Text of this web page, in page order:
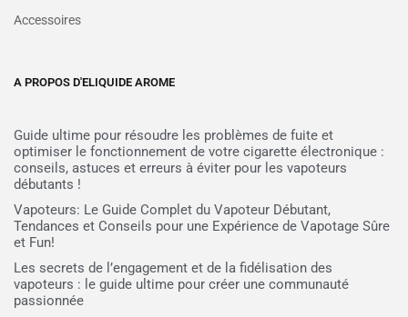
Accessoires
A PROPOS D'ELIQUIDE AROME
Guide ultime pour résoudre les problèmes de fuite et
optimiser le fonctionnement de votre cigarette électronique :
conseils, astuces et erreurs à éviter pour les vapoteurs
débutants !
Vapoteurs: Le Guide Complet du Vapoteur Débutant,
Tendances et Conseils pour une Expérience de Vapotage Sûre
et Fun!
Les secrets de l’engagement et de la fidélisation des
vapoteurs : le guide ultime pour créer une communauté
passionnée